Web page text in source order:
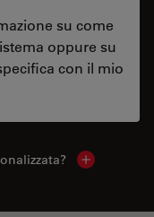
su come
oppure su
con il mio
Show local